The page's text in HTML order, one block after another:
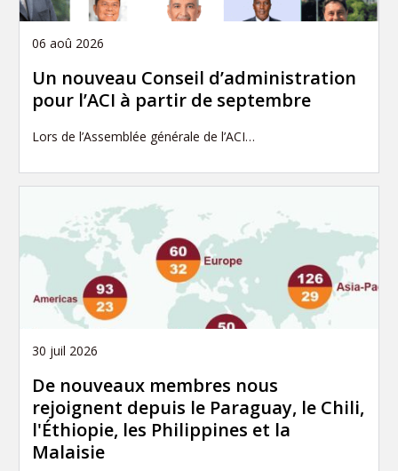
06 aoû 2026
Un nouveau Conseil d’administration
pour l’ACI à partir de septembre
Lors de l’Assemblée générale de l’ACI…
30 juil 2026
De nouveaux membres nous
rejoignent depuis le Paraguay, le Chili,
l'Éthiopie, les Philippines et la
Malaisie